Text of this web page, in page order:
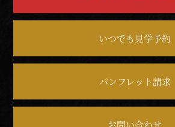
いつでも見学予約
パンフレット請求